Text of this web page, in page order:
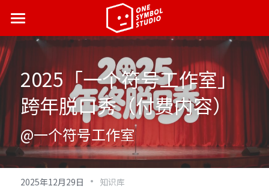
首页
最新动态
营销案例
了解我们
合伙人招募
2025「一个符号工作室」
跨年脱口秀（付费内容）
@一个符号工作室
2025年12月29日 · 知识库